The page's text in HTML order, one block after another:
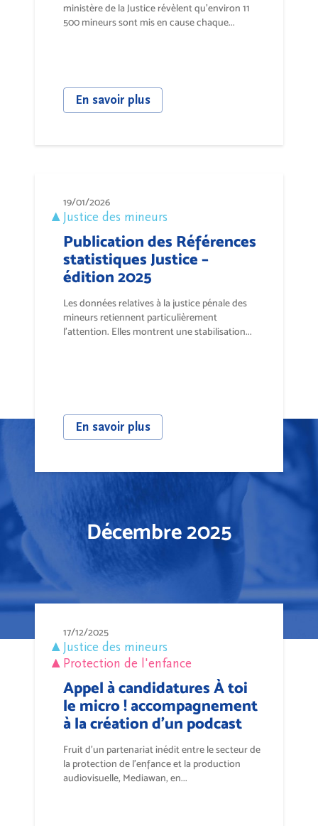
ministère de la Justice révèlent qu’environ 11
500 mineurs sont mis en cause chaque...
En savoir plus
19/01/2026
Justice des mineurs
Publication des Références
statistiques Justice –
édition 2025
Les données relatives à la justice pénale des
mineurs retiennent particulièrement
l’attention. Elles montrent une stabilisation...
En savoir plus
Décembre 2025
17/12/2025
Justice des mineurs
Protection de l'enfance
Appel à candidatures À toi
le micro ! accompagnement
à la création d'un podcast
Fruit d’un partenariat inédit entre le secteur de
la protection de l’enfance et la production
audiovisuelle, Mediawan, en...